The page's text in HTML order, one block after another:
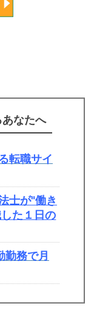
なたへ
転職サイ
士が"働き
た１日の
勤務で月